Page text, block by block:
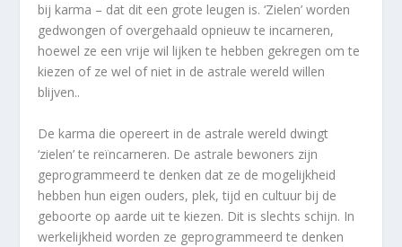
bij karma – dat dit een grote leugen is. ‘Zielen’ worden
gedwongen of overgehaald opnieuw te incarneren,
hoewel ze een vrije wil lijken te hebben gekregen om te
kiezen of ze wel of niet in de astrale wereld willen
blijven..
De karma die opereert in de astrale wereld dwingt
‘zielen’ te reïncarneren. De astrale bewoners zijn
geprogrammeerd te denken dat ze de mogelijkheid
hebben hun eigen ouders, plek, tijd en cultuur bij de
geboorte op aarde uit te kiezen. Dit is slechts schijn. In
werkelijkheid worden ze geprogrammeerd te denken